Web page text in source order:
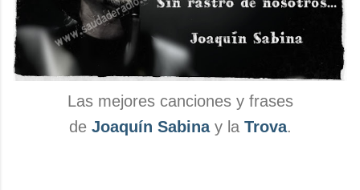
Las mejores canciones y frases
de Joaquín Sabinay la Trova.